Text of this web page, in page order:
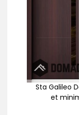
Sta Galileo
et